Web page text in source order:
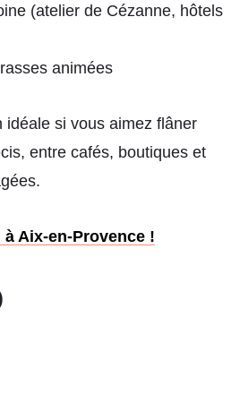
(atelier de Cézanne, hôtels
animées
idéale si vous aimez flâner
entre cafés, boutiques et
Aix-en-Provence !